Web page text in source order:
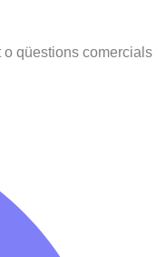
qüestions comercials